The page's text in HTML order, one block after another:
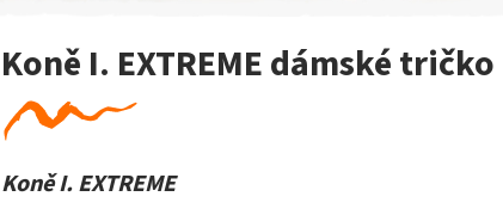
Koně I. EXTREME dámské tričko
Koně I. EXTREME